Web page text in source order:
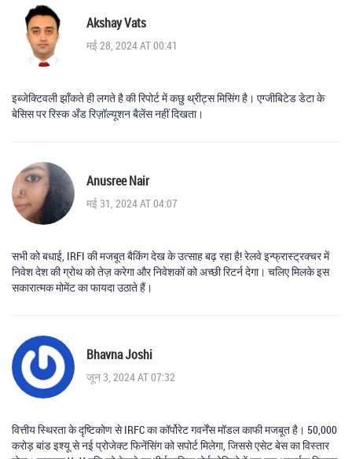
Akshay Vats
मई 28, 2024 AT 00:41
इब्जेक्टिवली झाँकते ही लगते है की रिपोर्ट में कछु थ्रीट्स मिसिंग है। एग्जीबिटेड डेटा के
बेसिस पर रिस्क अँड रिज़ॉल्यूशन बैलेंस नहीं दिखता।
Anusree Nair
मई 31, 2024 AT 04:07
सभी को बधाई, IRFI की मजबूत बैकिंग देख के उत्साह बढ़ रहा है! रेलवे इन्फ्रास्ट्रक्चर में
निवेश देश की ग्रोथ को तेज़ करेगा और निवेशकों को अच्छी रिटर्न देगा। चलिए मिलके इस
सकारात्मक मोमेंट का फायदा उठाते हैं।
Bhavna Joshi
जून 3, 2024 AT 07:32
वित्तीय स्थिरता के दृष्टिकोण से IRFC का कॉर्पोरेट गवर्नेंस मॉडल काफी मजबूत है। 50,000
करोड़ बांड इश्यू से नई प्रोजेक्ट फिनेंसिंग को सपोर्ट मिलेगा, जिससे एसेट बेस का विस्तार